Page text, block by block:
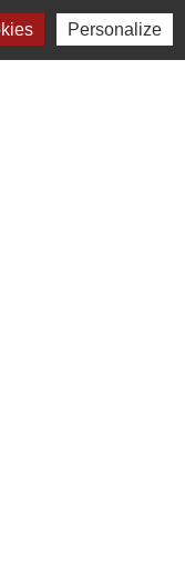
sur cette page
Personalize